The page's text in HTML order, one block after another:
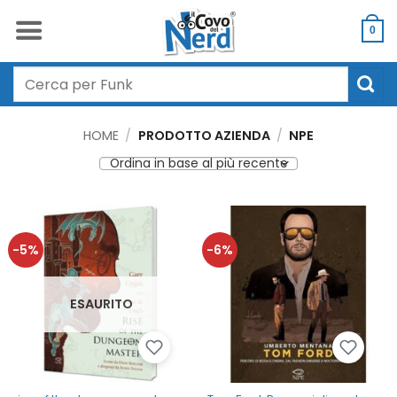
0
Cerca:
HOME / PRODOTTO AZIENDA / NPE
-5%
ESAURITO
-6%